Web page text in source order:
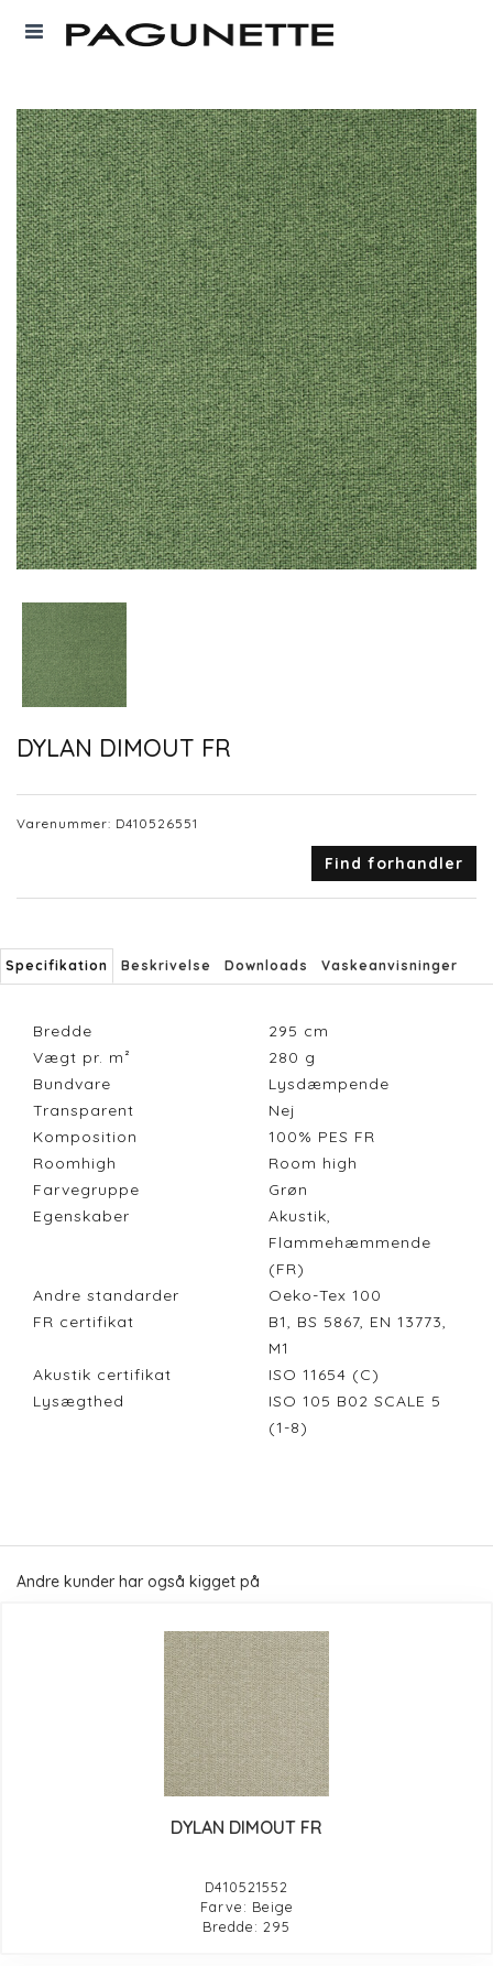
DYLAN DIMOUT FR
Varenummer: D410526551
Find forhandler
Specifikation Beskrivelse Downloads Vaskeanvisninger
Bredde 295 cm
Vægt pr. m²
280 g
Bundvare
Lysdæmpende
Transparent
Nej
Komposition
100% PES FR
Roomhigh
Room high
Farvegruppe
Grøn
Egenskaber
Akustik,
Flammehæmmende
(FR)
Andre standarder
Oeko-Tex 100
FR certifikat
B1, BS 5867, EN 13773,
M1
Akustik certifikat
ISO 11654 (C)
Lysægthed
ISO 105 B02 SCALE 5
(1-8)
Andre kunder har også kigget på
DYLAN DIMOUT FR
D410521552
Farve: Beige
Bredde: 295